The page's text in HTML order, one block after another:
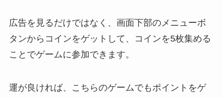
広告を見るだけではなく、画面下部のメニューボ
タンからコインをゲットして、コインを5枚集める
ことでゲームに参加できます。
運が良ければ、こちらのゲームでもポイントをゲ